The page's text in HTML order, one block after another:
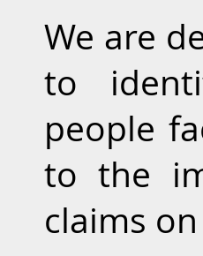
We are
to
people
to the
claims